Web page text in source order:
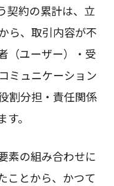
契約の累計は、立
ら、取引内容が不
（ユーザー）・受
ミュニケーション
割分担・責任関係
。
素の組み合わせに
ことから、かつて